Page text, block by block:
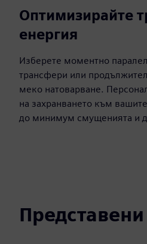
Оптимизирайте
енергия
Изберете моментно
трансфери или
меко натоварване.
на захранването към
до минимум смущенията и